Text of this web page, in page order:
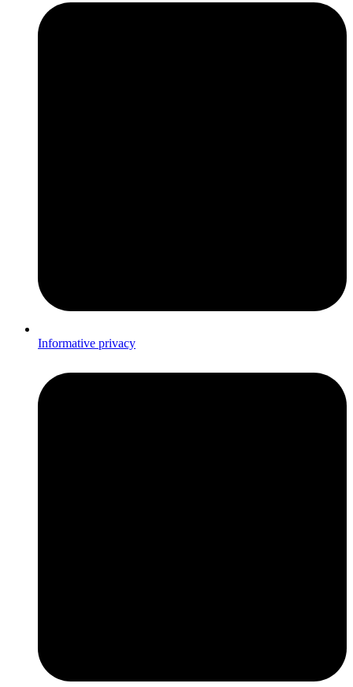
Informative privacy